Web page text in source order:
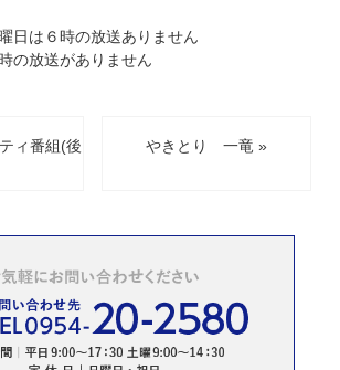
日は６時の放送ありません
の放送がありません
ィ番組(後
やきとり 一竜 »